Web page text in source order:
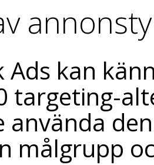
Ads kan
targeting-
använda
målgrupp